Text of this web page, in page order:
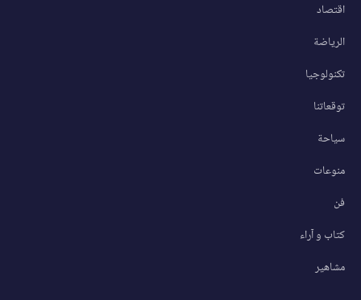
اقتصاد
الرياضة
تكنولوجيا
توقعاتنا
سياحة
منوعات
فن
كتاب و آراء
مشاهير